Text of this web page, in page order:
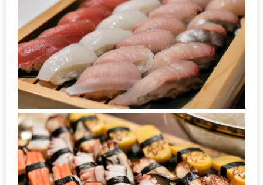
อ้วน
ชวน
หิว
ข้าว
อะไร
เอ่ย
อร่อย
ที่สุด?
งาน
แฟร์